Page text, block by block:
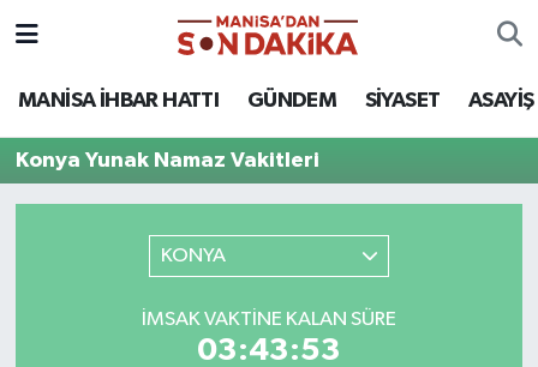
MANİSA İHBAR HATTI GÜNDEM SİYASET ASAYİŞ
Konya Yunak Namaz Vakitleri
KONYA
İMSAK VAKTINE KALAN SÜRE
03:43:53
ASAYİŞ
GÜNDEM
MAGAZİN
MANİSA'DA TRAFİK
Hava Durumu
Trafik Durumu
Tüm Manşetler
Son Dakika Haberleri